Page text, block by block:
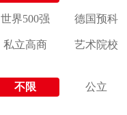
世界500强 德国预科
私立高商 艺术院校
不限 公立